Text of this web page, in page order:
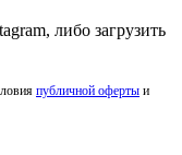
либо загрузить
публичной оферты и